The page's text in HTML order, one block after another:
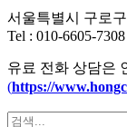
서울특별시 구로
Tel : 010-6605-7308
유료 전화 상담은
(https://
검